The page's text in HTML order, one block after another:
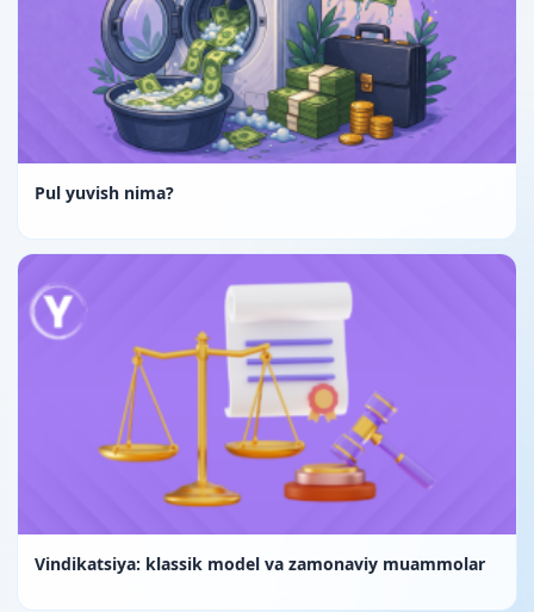
Pul yuvish nima?
Vindikatsiya: klassik model va zamonaviy muammolar